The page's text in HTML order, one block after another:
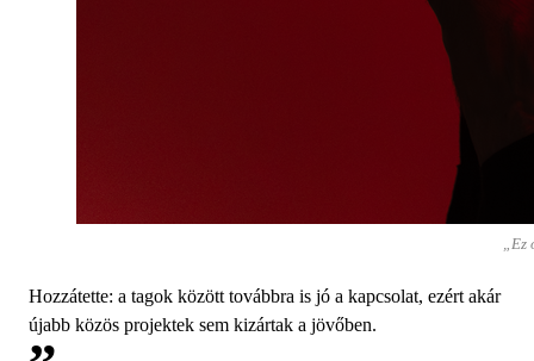
Hozzátette: a tagok között továbbra is jó a kapcsolat, ezért akár
újabb közös projektek sem kizártak a jövőben.